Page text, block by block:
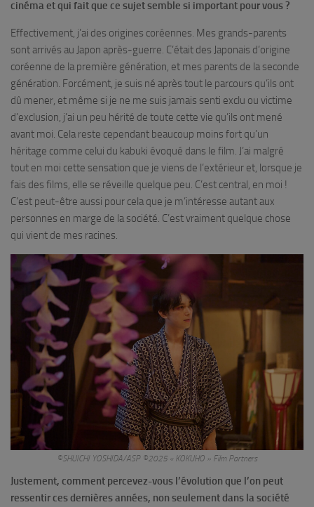
cinéma et qui fait que ce sujet semble si important pour vous ?
Effectivement, j’ai des origines coréennes. Mes grands-parents
sont arrivés au Japon après-guerre. C’était des Japonais d’origine
coréenne de la première génération, et mes parents de la seconde
génération. Forcément, je suis né après tout le parcours qu’ils ont
dû mener, et même si je ne me suis jamais senti exclu ou victime
d’exclusion, j’ai un peu hérité de toute cette vie qu’ils ont mené
avant moi. Cela reste cependant beaucoup moins fort qu’un
héritage comme celui du kabuki évoqué dans le film. J’ai malgré
tout en moi cette sensation que je viens de l’extérieur et, lorsque je
fais des films, elle se réveille quelque peu. C’est central, en moi !
C’est peut-être aussi pour cela que je m’intéresse autant aux
personnes en marge de la société. C’est vraiment quelque chose
qui vient de mes racines.
©SHUICHI YOSHIDA/ASP ©2025 « KOKUHO » Film Partners
Justement, comment percevez-vous l’évolution que l’on peut
ressentir ces dernières années, non seulement dans la société